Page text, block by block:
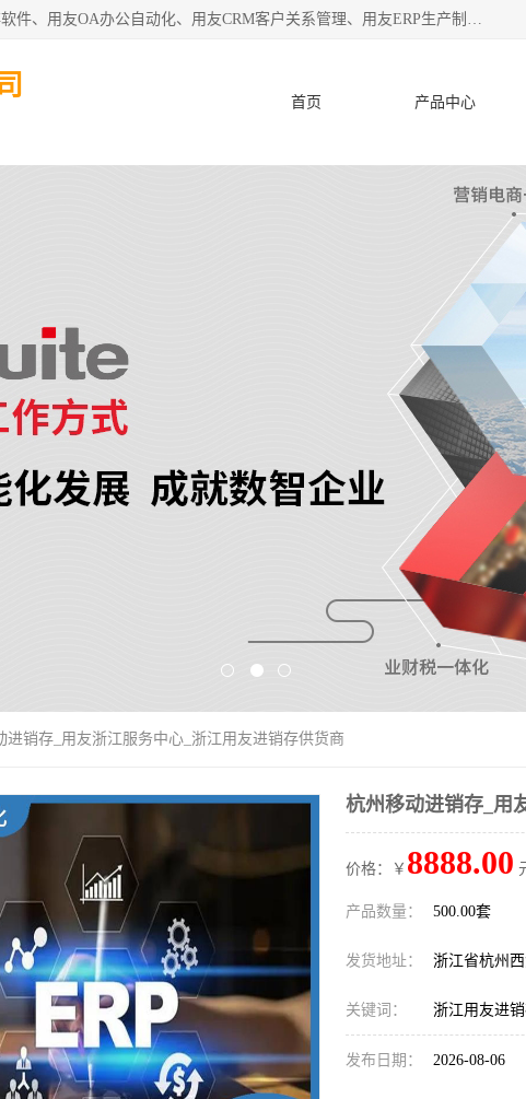
杭州协友软件有限公司主营：用友财务软件、用友进销存软件、用友OA办公自动化、用友CRM客户关系管理、用友ERP生产制造管理等;是一家用友管理软件咨询服务商。自创立至今，一直致力于为客户提供顾问式ERP管理解决方案务，为企业提供了财务管理、供应链和物流管理、生产制造管理、管理、知识与协同管理、客户关系管理等信息化建设领域的应用。
首页 产品中心
进销存_用友浙江服务中心_浙江用友进销存供货商
杭州移动进销存_用
价格：￥ 8888.00
产品数量： 500.00套
发货地址： 浙江省杭州
关键词： 浙江用友进
发布日期： 2026-08-06